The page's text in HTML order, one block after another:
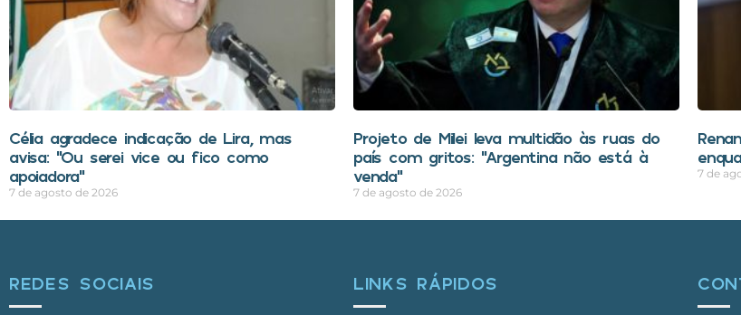
Célia agradece indicação de Lira, mas
avisa: “Ou serei vice ou fico como
apoiadora”
7 de agosto de 2026
Projeto de Milei leva multidão às ruas do
país com gritos: “Argentina não está à
venda”
7 de agosto de 2026
7 de
REDES SOCIAIS LINKS RÁPIDOS